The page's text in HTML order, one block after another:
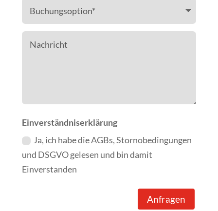
Einverständniserklärung
Ja, ich habe die AGBs, Stornobedingungen
und DSGVO gelesen und bin damit
Einverstanden
Anfragen